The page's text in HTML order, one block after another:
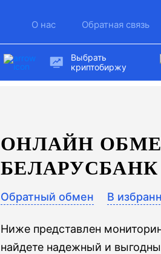
О нас Обратная связь
Выбрать
криптобиржу
ОНЛАЙН
БЕЛАРУСБАНК
Обратный обмен В
Ниже представлен
найдете надежный и